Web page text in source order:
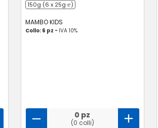
150g (6 x 25g ℮)
MAMBO KIDS
Collo: 6 pz - IVA 10%
0 pz
(0 colli)